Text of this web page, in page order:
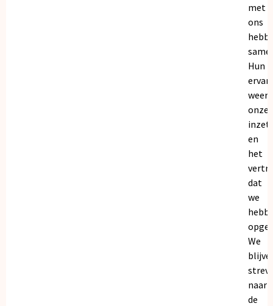
met
ons
Hun
onze
inzet
en
het
dat
we
We
naar
de